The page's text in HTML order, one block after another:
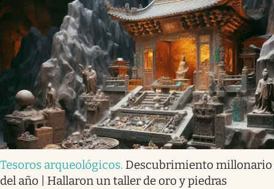
Tesoros arqueológicos. Descubrimiento millonario
del año | Hallaron un taller de oro y piedras